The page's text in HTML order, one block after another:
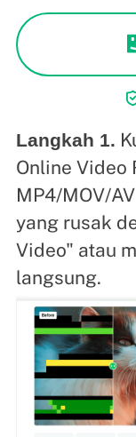
Langkah 1.
Online Video
MP4/MOV/
yang rusak
Video" atau
langsung.